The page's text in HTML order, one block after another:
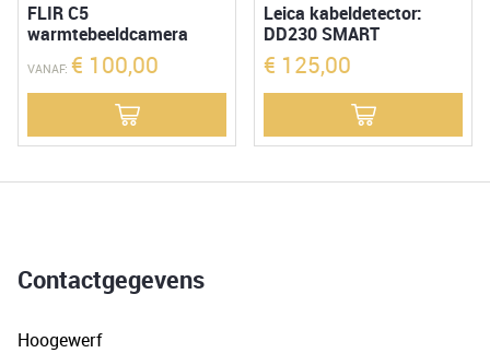
FLIR C5
warmtebeeldcamera
VANAF: € 100,00
Leica kabeldetector:
DD230 SMART
€ 125,00
Contactgegevens
Hoogewerf